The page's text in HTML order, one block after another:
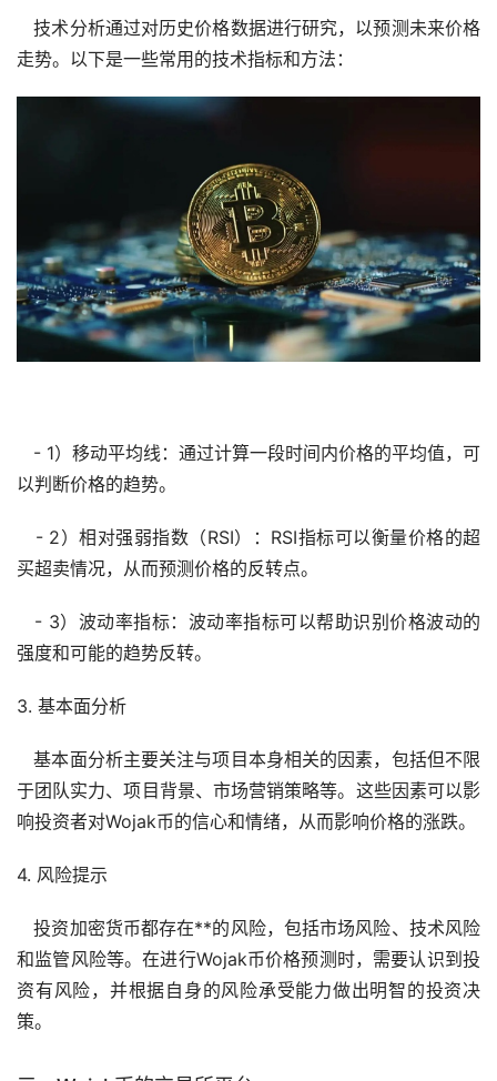
技术分析通过对历史价格数据进行研究，以预测未来价格
走势。以下是一些常用的技术指标和方法：
- 1）移动平均线：通过计算一段时间内价格的平均值，可
以判断价格的趋势。
- 2）相对强弱指数（RSI）：RSI指标可以衡量价格的超
买超卖情况，从而预测价格的反转点。
- 3）波动率指标：波动率指标可以帮助识别价格波动的
强度和可能的趋势反转。
3. 基本面分析
基本面分析主要关注与项目本身相关的因素，包括但不限
于团队实力、项目背景、市场营销策略等。这些因素可以影
响投资者对Wojak币的信心和情绪，从而影响价格的涨跌。
4. 风险提示
投资加密货币都存在**的风险，包括市场风险、技术风险
和监管风险等。在进行Wojak币价格预测时，需要认识到投
资有风险，并根据自身的风险承受能力做出明智的投资决
策。